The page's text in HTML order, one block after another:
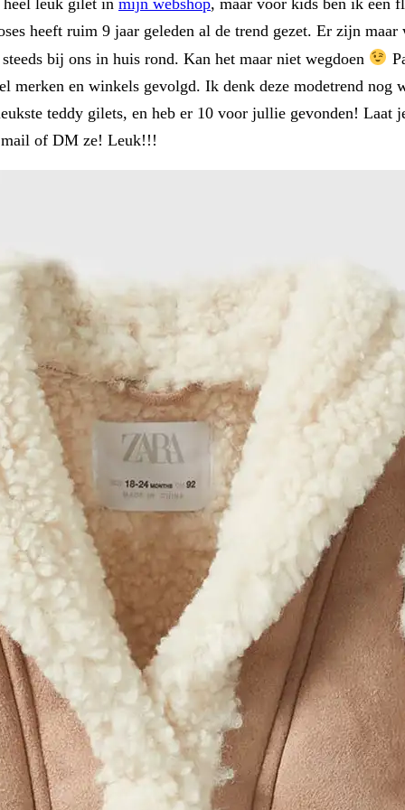
heeft ruim 9 jaar geleden al de trend gezet. Er zijn
bij ons in huis rond. Kan het maar niet wegdoen
en winkels gevolgd. Ik denk deze modetrend nog
teddy gilets, en heb er 10 voor jullie gevonden! Laat
mail of DM ze! Leuk!!!